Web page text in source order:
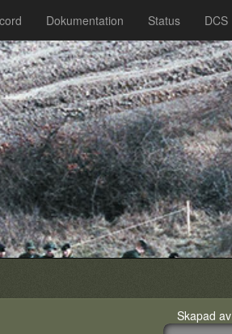
Dokumentation Status DCS
Skapad av